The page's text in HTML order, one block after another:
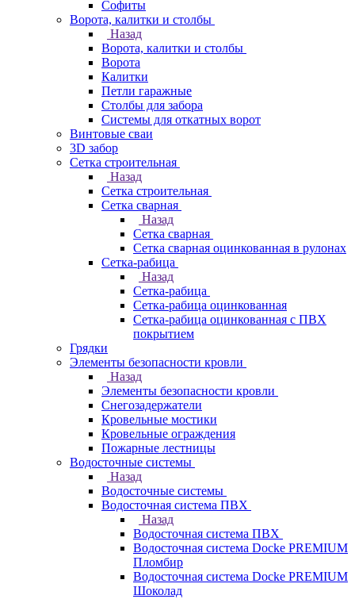
Софиты
Ворота, калитки и столбы
Назад
Ворота, калитки и столбы
Ворота
Калитки
Петли гаражные
Столбы для забора
Системы для откатных ворот
Винтовые сваи
3D забор
Сетка строительная
Назад
Сетка строительная
Сетка сварная
Назад
Сетка сварная
Сетка сварная оцинкованная в рулонах
Сетка-рабица
Назад
Сетка-рабица
Сетка-рабица оцинкованная
Сетка-рабица оцинкованная с ПВХ
покрытием
Грядки
Элементы безопасности кровли
Назад
Элементы безопасности кровли
Снегозадержатели
Кровельные мостики
Кровельные ограждения
Пожарные лестницы
Водосточные системы
Назад
Водосточные системы
Водосточная система ПВХ
Назад
Водосточная система ПВХ
Водосточная система Docke PREMIUM
Пломбир
Водосточная система Docke PREMIUM
Шоколад